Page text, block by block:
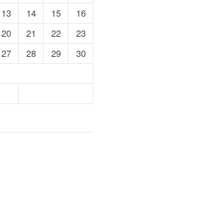
13 14 15
16
20 21 22
23
27 28 29
30